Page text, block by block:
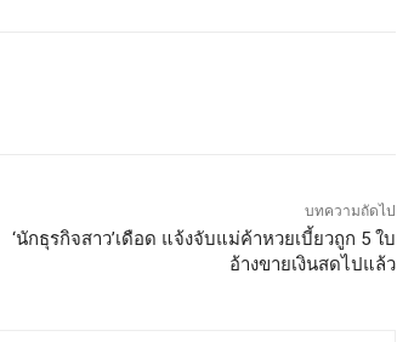
บทความถัดไป
‘นักธุรกิจสาว’เดือด แจ้งจับแม่ค้าหวยเบี้ยวถูก 5 ใบ
อ้างขายเงินสดไปแล้ว